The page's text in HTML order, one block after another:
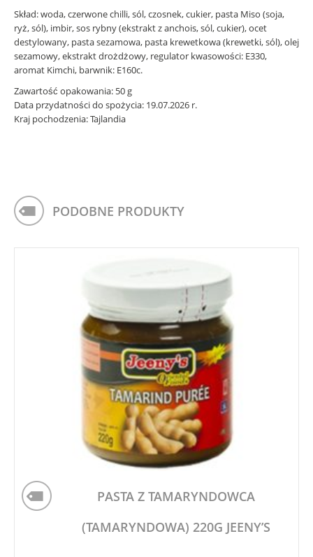
Skład: woda, czerwone chilli, sól, czosnek, cukier, pasta Miso (soja,
ryż, sól), imbir, sos rybny (ekstrakt z anchois, sól, cukier), ocet
destylowany, pasta sezamowa, pasta krewetkowa (krewetki, sól), olej
sezamowy, ekstrakt drożdżowy, regulator kwasowości: E330,
aromat Kimchi, barwnik: E160c.
Zawartość opakowania: 50 g
Data przydatności do spożycia: 19.07.2026 r.
Kraj pochodzenia: Tajlandia
PODOBNE PRODUKTY
PASTA Z TAMARYNDOWCA
(TAMARYNDOWA) 220G JEENY’S